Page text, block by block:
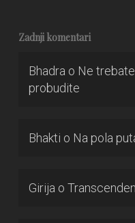
Zadnji komentari
Bhadra o Ne
probudite
Bhakti o Na pola
Girija o